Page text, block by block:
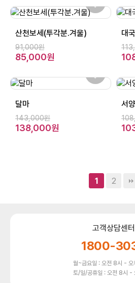
산천보세(투각분.겨울)
91,000원
85,000원
대
달마
143,000원
138,000원
서
1 2
고객상담센터
1800-
월~금요일 : 오전 8시 - 오
토/일/공휴일 : 오전 8시 -